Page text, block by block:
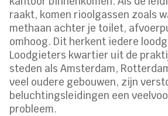
raakt, komen rioolgassen zoals
methaan achter je toilet,
omhoog. Dit herkent iedere
Loodgieters kwartier uit de
steden als Amsterdam,
veel oudere gebouwen, zijn
beluchtingsleidingen een
probleem.